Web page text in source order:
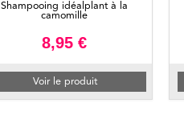
Shampooing idéalplant à la
camomille
8,95 €
Voir le produit